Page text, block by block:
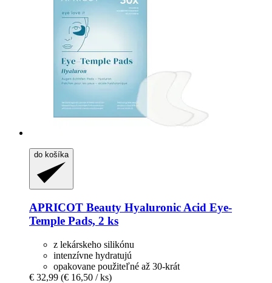
do košíka
APRICOT Beauty Hyaluronic Acid Eye-​
Temple Pads, 2 ks
z lekárskeho silikónu
intenzívne hydratujú
opakovane použiteľné až 30-krát
€ 32,99 (€ 16,50 / ks)